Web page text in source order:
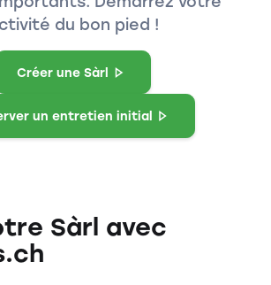
du bon pied !
Créer une Sàrl
un entretien initial
Sàrl avec